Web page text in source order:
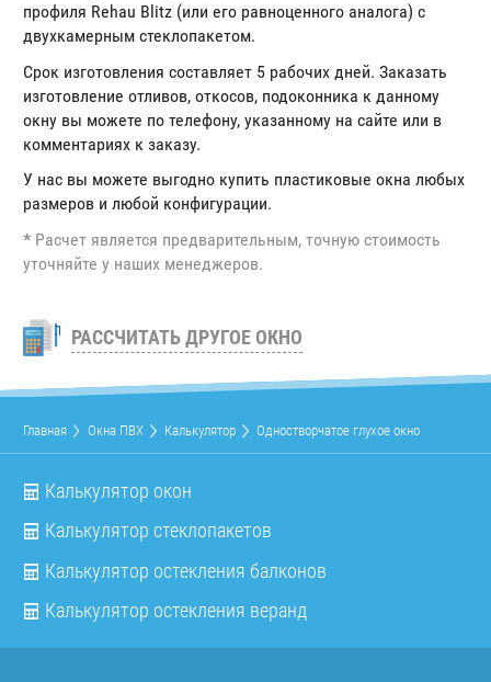
профиля Rehau Blitz (или его равноценного аналога) с
двухкамерным стеклопакетом.
Срок изготовления составляет 5 рабочих дней. Заказать
изготовление отливов, откосов, подоконника к данному
окну вы можете по телефону, указанному на сайте или в
комментариях к заказу.
У нас вы можете выгодно купить пластиковые окна любых
размеров и любой конфигурации.
* Расчет является предварительным, точную стоимость
уточняйте у наших менеджеров.
РАССЧИТАТЬ ДРУГОЕ ОКНО
Главная Окна ПВХ Калькулятор Одностворчатое глухое окно
Калькулятор окон
Калькулятор стеклопакетов
Калькулятор остекления балконов
Калькулятор остекления веранд